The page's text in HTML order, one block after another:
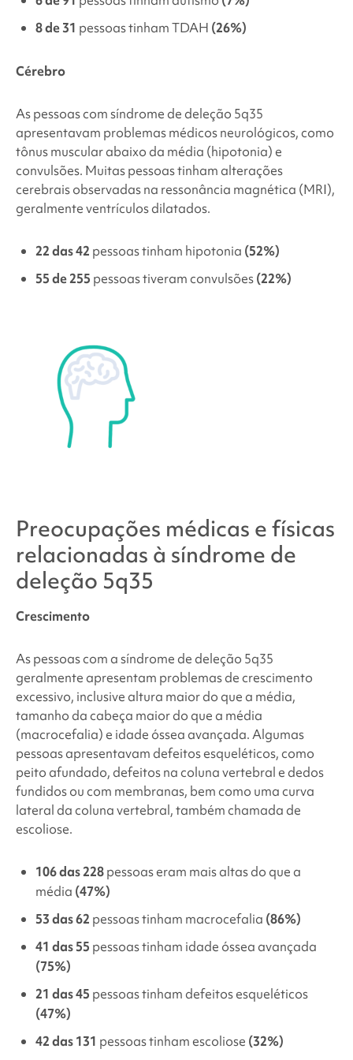
8 de 31 pessoas tinham TDAH (26%)
Cérebro
As pessoas comsíndrome de deleção 5q35
apresentavam problemas médicos neurológicos, como
tônus muscular abaixo da média (hipotonia) e
convulsões. Muitas pessoas tinham alterações
cerebrais observadas na ressonância magnética (MRI),
geralmente ventrículos dilatados.
22 das 42 pessoas tinham hipotonia (52%)
55 de 255 pessoas tiveram convulsões(22%)
Preocupações médicas e físicas
relacionadas à síndrome de
deleção 5q35
Crescimento
As pessoas com asíndrome de deleção 5q35
geralmente apresentam problemas de crescimento
excessivo, inclusive altura maior do que a média,
tamanho da cabeça maior do que a média
(macrocefalia) e idade óssea avançada. Algumas
pessoas apresentavam defeitos esqueléticos, como
peito afundado, defeitos na coluna vertebral e dedos
fundidos ou com membranas, bem como uma curva
lateral da coluna vertebral, também chamada de
escoliose.
106 das 228pessoas eram mais altas do que a
média (47%)
53 das 62 pessoas tinham macrocefalia (86%)
41 das 55 pessoas tinham idade óssea avançada
(75%)
21 das 45 pessoas tinham defeitos esqueléticos
(47%)
42 das 131 pessoas tinham escoliose (32%)